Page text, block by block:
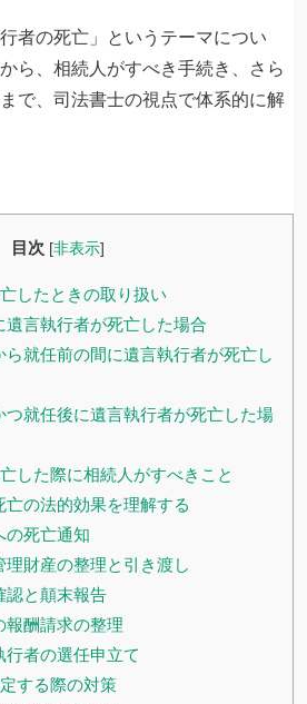
者の死亡」というテーマについ
ら、相続人がすべき手続き、さら
で、司法書士の視点で体系的に解
目次 [非表示]
したときの取り扱い
言執行者が死亡した場合
就任前の間に遺言執行者が死亡し
就任後に遺言執行者が死亡した場
した際に相続人がすべきこと
の法的効果を理解する
死亡通知
財産の整理と引き渡し
と顛末報告
酬請求の整理
者の選任申立て
する際の対策